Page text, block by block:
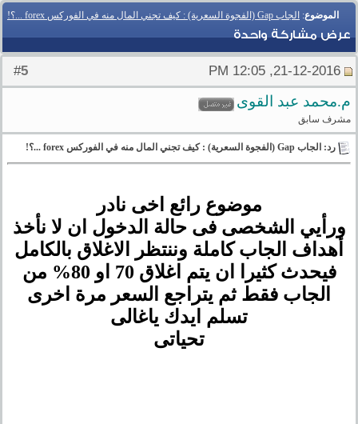
الموضوع: الجاب Gap (الفجوة السعرية) : كيف تجني المال منه في الفوركس forex ...؟!
عرض مشاركة واحدة
5
م.محمد عبد القوى
مشرف سابق
رد: الجاب Gap (الفجوة السعرية) : كيف تجني المال منه في الفوركس forex ...؟!
موضوع رائع اخى نادر
ورأيي الشخصى فى حالة الدخول ان لا نأخذ
أهداف الجاب كاملة وننتظر الاغلاق بالكامل
فيحدث كثيرا ان يتم اغلاق 70 او 80% من
الجاب فقط ثم يتراجع السعر مرة اخرى
تسلم ايدك ياغالى
تحياتى